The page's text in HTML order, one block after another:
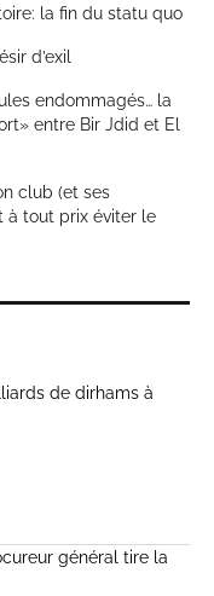
la fin du statu quo
d’exil
endommagés… la
entre Bir Jdid et El
club (et ses
à tout prix éviter le
de dirhams à
général tire la